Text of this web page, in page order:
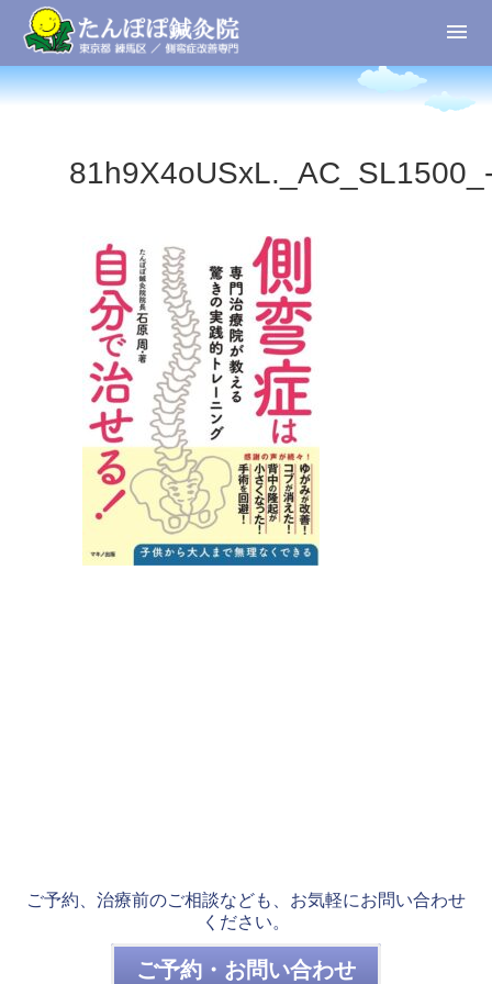
ご予約、治療前のご相談なども、お気軽にお問い合わせ
ください。
ご予約・お問い合わせ